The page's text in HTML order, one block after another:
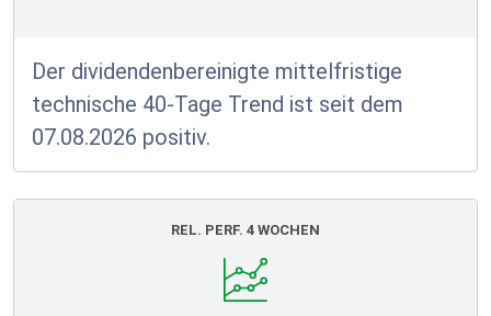
Der dividendenbereinigte mittelfristige
technische 40-Tage Trend ist seit dem
07.08.2026 positiv.
REL. PERF. 4 WOCHEN